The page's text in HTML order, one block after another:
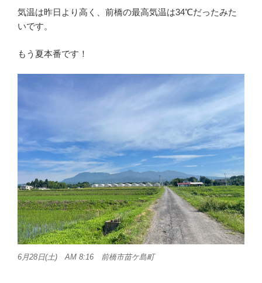
気温は昨日より高く、前橋の最高気温は34℃だったみた
いです。
もう夏本番です！
6月28日(土) AM 8:16 前橋市苗ケ島町